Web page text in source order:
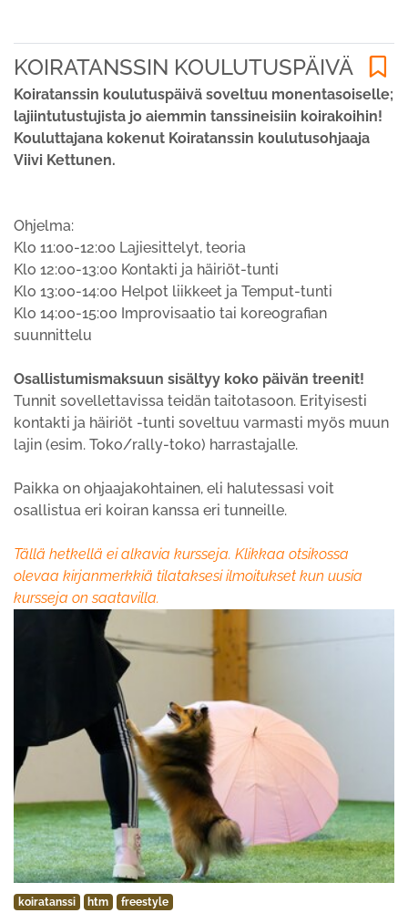
KOIRATANSSIN KOULUTUSPÄIVÄ
Koiratanssin koulutuspäivä soveltuu monentasoiselle;
lajiintutustujista jo aiemmin tanssineisiin koirakoihin!
Kouluttajana kokenut Koiratanssin koulutusohjaaja
Viivi Kettunen.
Ohjelma:
Klo 11:00-12:00 Lajiesittelyt, teoria
Klo 12:00-13:00 Kontakti ja häiriöt-tunti
Klo 13:00-14:00 Helpot liikkeet ja Temput-tunti
Klo 14:00-15:00 Improvisaatio tai koreografian
suunnittelu
Osallistumismaksuun sisältyy koko päivän treenit!
Tunnit sovellettavissa teidän taitotasoon. Erityisesti
kontakti ja häiriöt -tunti soveltuu varmasti myös muun
lajin (esim. Toko/rally-toko) harrastajalle.
Paikka on ohjaajakohtainen, eli halutessasi voit
osallistua eri koiran kanssa eri tunneille.
Tällä hetkellä ei alkavia kursseja. Klikkaa otsikossa
olevaa kirjanmerkkiä tilataksesi ilmoitukset kun uusia
kursseja on saatavilla.
koiratanssi htm freestyle